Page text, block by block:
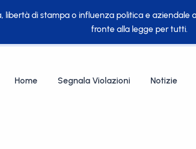
libertà di stampa o influenza politica e aziendale
fronte alla legge per tutti.
Home Segnala Violazioni Notizie